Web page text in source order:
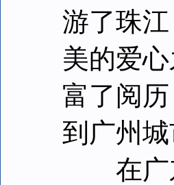
游了珠
美的爱
富了阅
到广州
在广东